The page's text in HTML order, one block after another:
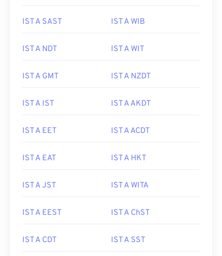
IST A SAST IST A WIB
IST A NDT IST A WIT
IST A GMT IST A NZDT
IST A IST IST A AKDT
IST A EET IST A ACDT
IST A EAT IST A HKT
IST A JST IST A WITA
IST A EEST IST A ChST
IST A CDT IST A SST